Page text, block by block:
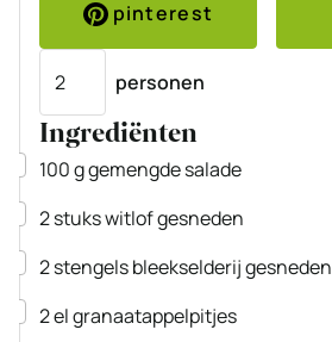
pinterest
personen
Ingrediënten
▢
100ggemengde salade
▢
2stukswitlofgesneden
▢
2stengelsbleekselderijgesneden
▢
2elgranaatappelpitjes